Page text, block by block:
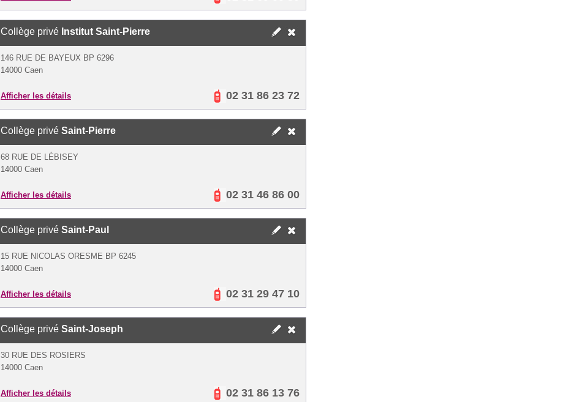
Collège privé Institut Saint-Pierre
146 RUE DE BAYEUX BP 6296
14000 Caen
Afficher les détails 02 31 86 23 72
Collège privé Saint-Pierre
68 RUE DE LÉBISEY
14000 Caen
Afficher les détails 02 31 46 86 00
Collège privé Saint-Paul
15 RUE NICOLAS ORESME BP 6245
14000 Caen
Afficher les détails 02 31 29 47 10
Collège privé Saint-Joseph
30 RUE DES ROSIERS
14000 Caen
Afficher les détails 02 31 86 13 76